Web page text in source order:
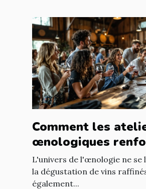
Comment les
œnologiques
les liens
L'univers de l'œnologie ne se
la dégustation de vins
également...